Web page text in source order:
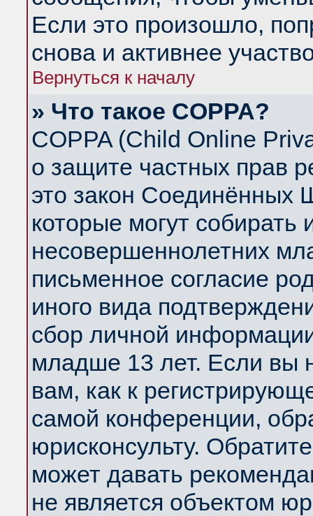
Если это произошло,
снова и активнее
Вернуться к началу
» Что такое COPPA?
COPPA (Child Online
о защите частных прав
это закон Соединённых
которые могут
несовершеннолетних
письменное согласие
иного вида
сбор личной
младше 13 лет. Если вы
вам, как к
самой конференции,
юрисконсульту.
может давать
не является объектом